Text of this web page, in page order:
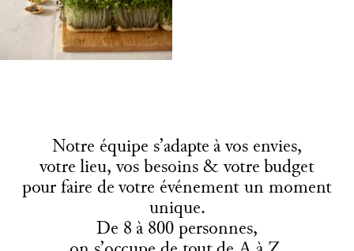
Notre équipe s’adapte à vos envies,
votre lieu, vos besoins & votre budget
pour faire de votre événement un moment
unique.
De 8 à 800 personnes,